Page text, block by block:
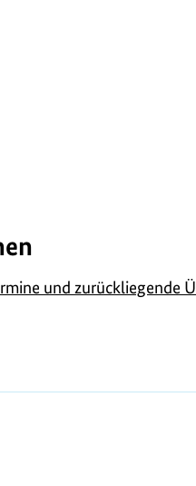
und zurückliegende